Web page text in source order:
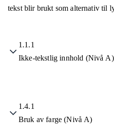
tekst blir brukt som alternativ til
1.1.1
Ikke-tekstlig innhold (Nivå A)
1.4.1
Bruk av farge (Nivå A)